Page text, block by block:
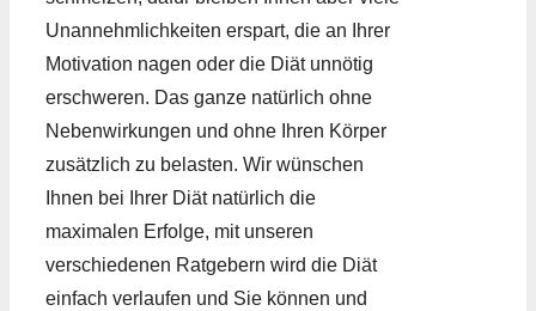
Unannehmlichkeiten erspart, die an Ihrer
Motivation nagen oder die Diät unnötig
erschweren. Das ganze natürlich ohne
Nebenwirkungen und ohne Ihren Körper
zusätzlich zu belasten. Wir wünschen
Ihnen bei Ihrer Diät natürlich die
maximalen Erfolge, mit unseren
verschiedenen Ratgebern wird die Diät
einfach verlaufen und Sie können und